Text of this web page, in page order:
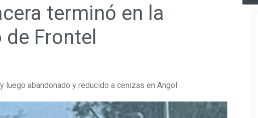
terminó en la
Frontel
luego abandonado y reducido a cenizas en Angol